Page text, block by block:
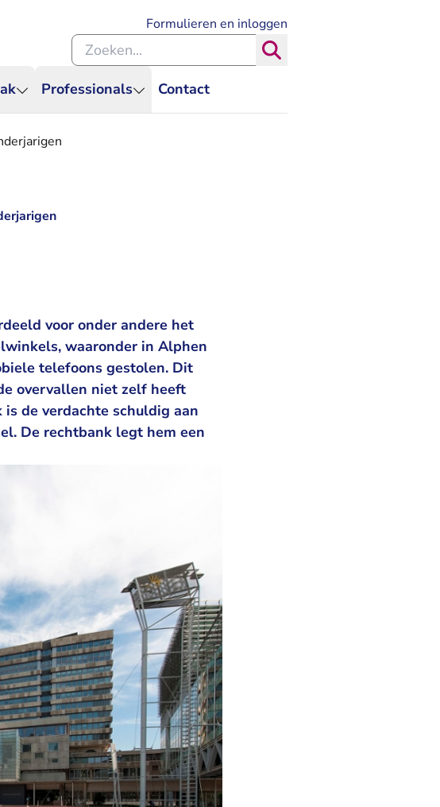
Professionals Contact
Formulieren en inloggen
Zoeken binnen de Rechtspraak
voor onder andere het
waaronder in Alphen
telefoons gestolen. Dit
overvallen niet zelf heeft
de verdachte schuldig aan
De rechtbank legt hem een